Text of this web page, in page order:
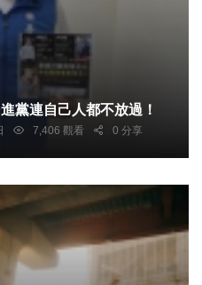
黨連自己人都不放過！
7,406 觀看 0 分享